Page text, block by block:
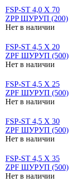
FSP-ST 4,0 X 70
ZPP ШУРУП (200)
Нет в наличии
FSP-ST 4,5 X 20
ZPF ШУРУП (500)
Нет в наличии
FSP-ST 4,5 X 25
ZPF ШУРУП (500)
Нет в наличии
FSP-ST 4,5 X 30
ZPF ШУРУП (500)
Нет в наличии
FSP-ST 4,5 X 35
ZPF ШУРУП (500)
Нет в наличии